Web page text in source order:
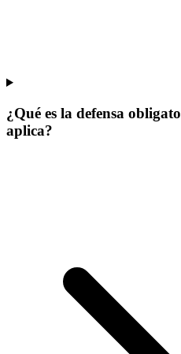
¿Qué es la defensa
aplica?